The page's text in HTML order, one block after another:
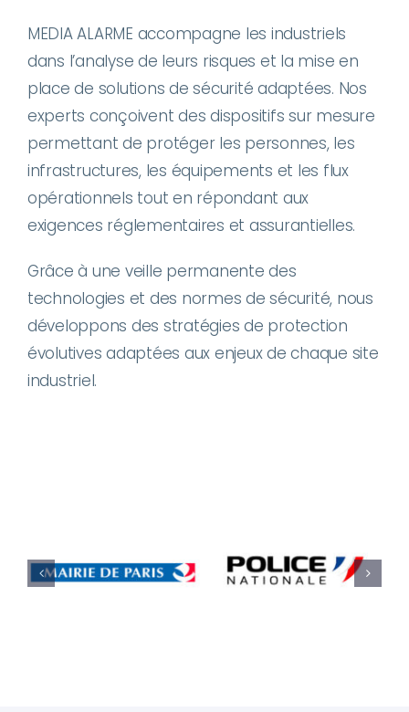
MEDIA ALARME accompagne les industriels
dans l’analyse de leurs risques et la mise en
place de solutions de sécurité adaptées. Nos
experts conçoivent des dispositifs sur mesure
permettant de protéger les personnes, les
infrastructures, les équipements et les flux
opérationnels tout en répondant aux
exigences réglementaires et assurantielles.
Grâce à une veille permanente des
technologies et des normes de sécurité, nous
développons des stratégies de protection
évolutives adaptées aux enjeux de chaque site
industriel.